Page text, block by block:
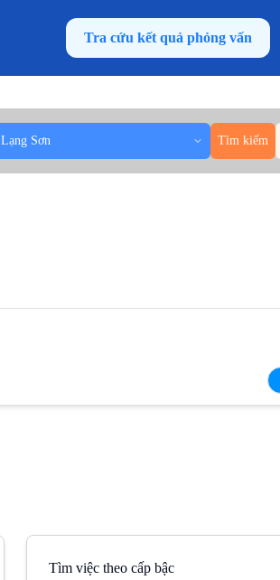
Tra cứu kết quả phỏng vấn
Lạng Sơn Tìm kiếm
Tìm việc theo cấp bậc